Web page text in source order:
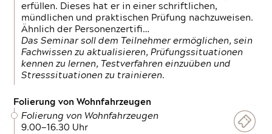
erfüllen. Dieses hat er in einer schriftlichen,
mündlichen und praktischen Prüfung nachzuweisen.
Ähnlich der Personenzertifi…
Das Seminar soll dem Teilnehmer ermöglichen, sein
Fachwissen zu aktualisieren, Prüfungssituationen
kennen zu lernen, Testverfahren einzuüben und
Stresssituationen zu trainieren.
Folierung von Wohnfahrzeugen
Folierung von Wohnfahrzeugen
9.00—16.30 Uhr